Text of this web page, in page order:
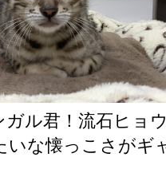
ル君！流石ヒョ
いな懐っこさがギ